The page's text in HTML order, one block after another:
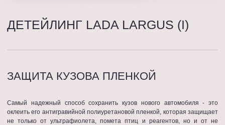
ДЕТЕЙЛИНГ LADA LARGUS (I)
ЗАЩИТА КУЗОВА ПЛЕНКОЙ
Самый надежный способ сохранить кузов нового автомобиля - это
оклеить его антигравийной полиуретановой пленкой, которая защищает
не только от ультрафиолета, помета птиц и реагентов, но и от не